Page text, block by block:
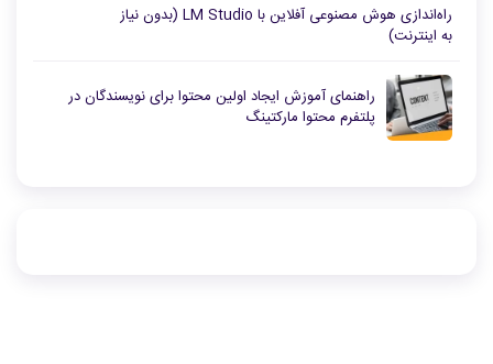
راه‌اندازی هوش مصنوعی آفلاین با LM Studio (بدون نیاز
به اینترنت)
راهنمای آموزش ایجاد اولین محتوا برای نویسندگان در
پلتفرم محتوا مارکتینگ